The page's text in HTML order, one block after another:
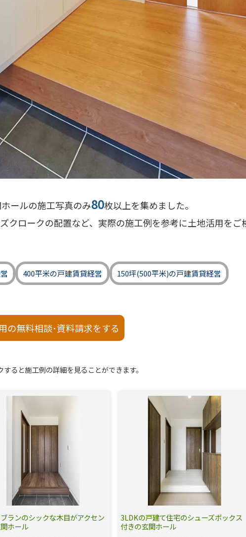
ールの施工写真のみ80枚以上を集めました。
クロークの配置など、実際の施工例を参考に土地活用をご
400平米の戸建賃貸経営 150坪(500平米)の戸建賃貸経営
の無料相談･資料請求をする
ると施工例の詳細を見ることができます。
ランのシックな木目がアクセン
ホール
3LDKの戸建て住宅のシューズボックス
付きの玄関ホール